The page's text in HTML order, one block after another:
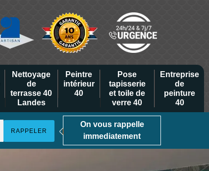
Nettoyage
de
terrasse 40
Landes
Peintre
intérieur
40
Pose
tapisserie
et toile de
verre 40
Entreprise
de
peinture
40
On vous rappelle
immediatement